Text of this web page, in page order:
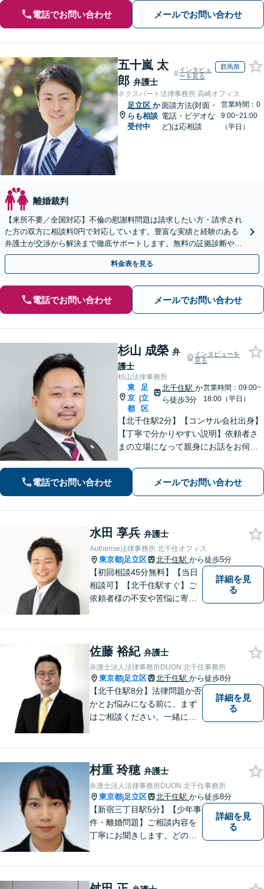
電話でお問い合わせ メールでお問い合わせ
五十嵐 太
郎 弁護士
インタビュ
ーを見る
群馬県
ネクスパート法律事務所 高崎オフィス
足立区 か
らも相談
受付中
面談方法(対面・
電話・ビデオな
ど)は応相談
営業時間：0
9:00~21:00
（平日）
離婚裁判
【来所不要／全国対応】不倫の慰謝料問題は請求したい方・請求され
た方の双方に相談料0円で対応しています。豊富な実績と経験のある
弁護士が交渉から解決まで徹底サポートします。無料の証拠診断や着
手金の返還保証もありますので安心してご相談ください。
料金表を見る
電話でお問い合わせ メールでお問い合わせ
杉山 成榮 弁
護士
インタビューを
見る
杉山法律事務所
東
京
都
|
足
立
区
北千住駅 か
ら徒歩3分
営業時間：09:00~
18:00（平日）
【北千住駅2分】【コンサル会社出身】
【丁寧で分かりやすい説明】依頼者さ
まの立場になって親身にお話をお伺い
にしておりますので、ささいなお悩み
でも遠慮なくお聞かせください。【電
話・WEB面談可】
電話でお問い合わせ メールでお問い合わせ
水田 享兵 弁護士
Authense法律事務所 北千住オフィス
東京都|足立区 北千住駅 から徒歩5分
【初回相談45分無料】【当日
相談可】【北千住駅すぐ】ご
依頼者様の不安や苦悩に寄り
題解決後の人生も見据えてサ
ポートします。
詳細を見
る
佐藤 裕紀 弁護士
弁護士法人法律事務所DUON 北千住事務所
東京都|足立区 北千住駅 から徒歩8分
【北千住駅8分】法律問題か否
かとお悩みになる前に、まず
はご相談ください。一緒に考
詳細を見
る
村重 玲穂 弁護士
弁護士法人法律事務所DUON 北千住事務所
東京都|足立区 北千住駅 から徒歩8分
【新宿三丁目駅5分】【少年事
件・離婚問題】ご相談内容を
丁寧にお聞きします。どのよ
詳細を見
る